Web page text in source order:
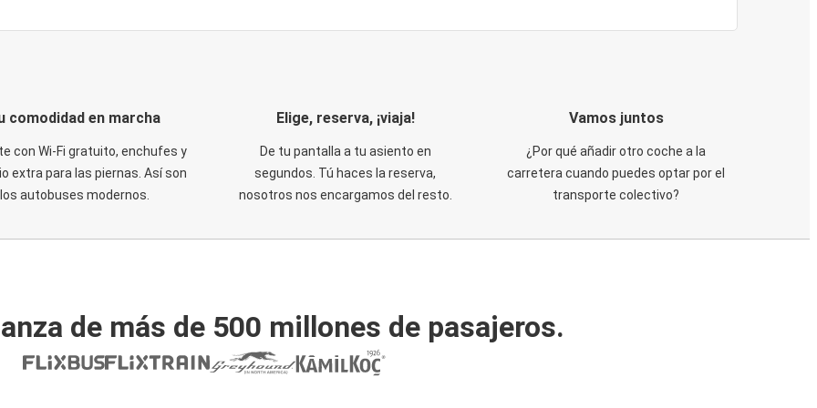
comodidad en marcha
con Wi-Fi gratuito, enchufes y
extra para las piernas. Así son
los autobuses modernos.
Elige, reserva, ¡viaja!
De tu pantalla a tu asiento en
segundos. Tú haces la reserva,
nosotros nos encargamos del resto.
Vamos juntos
¿Por qué añadir otro coche a la
carretera cuando puedes optar por el
transporte colectivo?
de más de 500 millones de pasajeros.